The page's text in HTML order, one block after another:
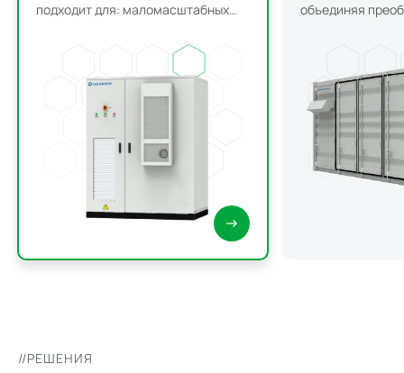
подходит для: маломасштабных
систем хранения энергии;
энергия + дизельное топливо».
объединяя
распределения
мониторинга и
//РЕШЕНИЯ